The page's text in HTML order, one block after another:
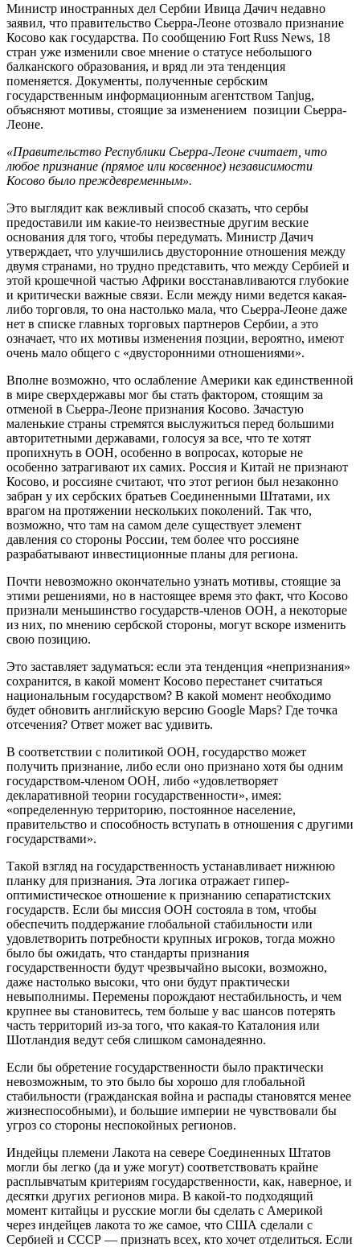
Министр иностранных дел Сербии Ивица Дачич недавно
заявил, что правительство Сьерра-Леоне отозвало признание
Косово как государства. По сообщению Fort Russ News, 18
стран уже изменили свое мнение о статусе небольшого
балканского образования, и вряд ли эта тенденция
поменяется. Документы, полученные сербским
государственным информационным агентством Tanjug,
объясняют мотивы, стоящие за изменением позиции Сьерра-
Леоне.
«Правительство Республики Сьерра-Леоне считает, что
любое признание (прямое или косвенное) независимости
Косово было преждевременным».
Это выглядит как вежливый способ сказать, что сербы
предоставили им какие-то неизвестные другим веские
основания для того, чтобы передумать. Министр Дачич
утверждает, что улучшились двусторонние отношения между
двумя странами, но трудно представить, что между Сербией и
этой крошечной частью Африки восстанавливаются глубокие
и критически важные связи. Если между ними ведется какая-
либо торговля, то она настолько мала, что Сьерра-Леоне даже
нет в списке главных торговых партнеров Сербии, а это
означает, что их мотивы изменения позции, вероятно, имеют
очень мало общего с «двусторонними отношениями».
Вполне возможно, что ослабление Америки как единственной
в мире сверхдержавы мог бы стать фактором, стоящим за
отменой в Сьерра-Леоне признания Косово. Зачастую
маленькие страны стремятся выслужиться перед большими
авторитетными державами, голосуя за все, что те хотят
пропихнуть в ООН, особенно в вопросах, которые не
особенно затрагивают их самих. Россия и Китай не признают
Косово, и россияне считают, что этот регион был незаконно
забран у их сербских братьев Соединенными Штатами, их
врагом на протяжении нескольких поколений. Так что,
возможно, что там на самом деле существует элемент
давления со стороны России, тем более что россияне
разрабатывают инвестиционные планы для региона.
Почти невозможно окончательно узнать мотивы, стоящие за
этими решениями, но в настоящее время это факт, что Косово
признали меньшинство государств-членов ООН, а некоторые
из них, по мнению сербской стороны, могут вскоре изменить
свою позицию.
Это заставляет задуматься: если эта тенденция «непризнания»
сохранится, в какой момент Косово перестанет считаться
национальным государством? В какой момент необходимо
будет обновить английскую версию Google Maps? Где точка
отсечения? Ответ может вас удивить.
В соответствии с политикой ООН, государство может
получить признание, либо если оно признано хотя бы одним
государством-членом ООН, либо «удовлетворяет
декларативной теории государственности», имея:
«определенную территорию, постоянное население,
правительство и способность вступать в отношения с другими
государствами».
Такой взгляд на государственность устанавливает нижнюю
планку для признания. Эта логика отражает гипер-
оптимистическое отношение к признанию сепаратистских
государств. Если бы миссия ООН состояла в том, чтобы
обеспечить поддержание глобальной стабильности или
удовлетворить потребности крупных игроков, тогда можно
было бы ожидать, что стандарты признания
государственности будут чрезвычайно высоки, возможно,
даже настолько высоки, что они будут практически
невыполнимы. Перемены порождают нестабильность, и чем
крупнее вы становитесь, тем больше у вас шансов потерять
часть территорий из-за того, что какая-то Каталония или
Шотландия ведут себя слишком самонадеянно.
Если бы обретение государственности было практически
невозможным, то это было бы хорошо для глобальной
стабильности (гражданская война и распады становятся менее
жизнеспособными), и большие империи не чувствовали бы
угроз со стороны неспокойных регионов.
Индейцы племени Лакота на севере Соединенных Штатов
могли бы легко (да и уже могут) соответствовать крайне
расплывчатым критериям государственности, как, наверное, и
десятки других регионов мира. В какой-то подходящий
момент китайцы и русские могли бы сделать с Америкой
через индейцев лакота то же самое, что США сделали с
Сербией и СССР — признать всех, кто хочет отделиться. Если